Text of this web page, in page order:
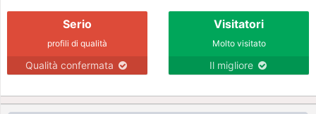
Serio
profili di qualità
Qualità confermata
Visitatori
Molto visitato
Il migliore